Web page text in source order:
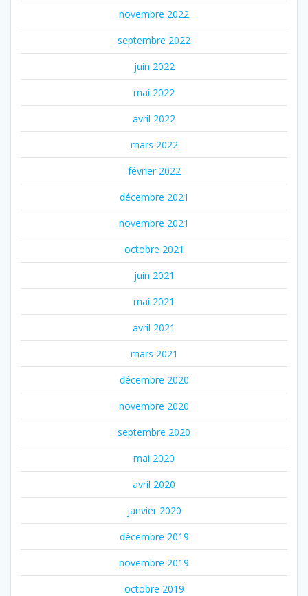
novembre 2022
septembre 2022
juin 2022
mai 2022
avril 2022
mars 2022
février 2022
décembre 2021
novembre 2021
octobre 2021
juin 2021
mai 2021
avril 2021
mars 2021
décembre 2020
novembre 2020
septembre 2020
mai 2020
avril 2020
janvier 2020
décembre 2019
novembre 2019
octobre 2019